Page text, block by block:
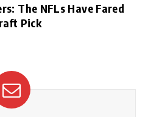
The NFLs Have Fared
Pick